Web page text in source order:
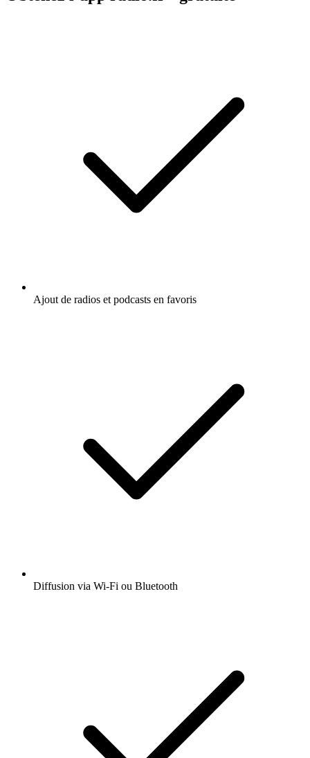
Ajout de radios et podcasts en favoris
Diffusion via Wi-Fi ou Bluetooth